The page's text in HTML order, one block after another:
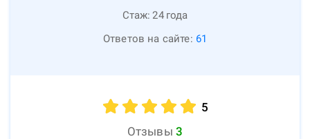
Стаж: 24 года
Ответов на сайте: 61
5
Отзывы 3